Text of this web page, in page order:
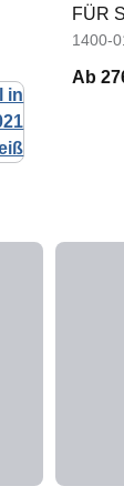
FÜR
1400-
Ab